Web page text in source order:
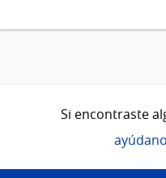
Si encontraste